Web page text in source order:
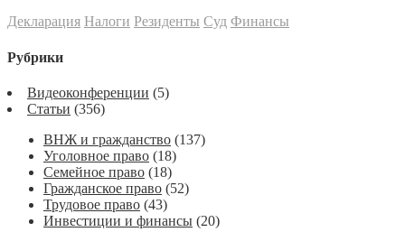
Декларация Налоги Резиденты Суд Финансы
Рубрики
Видеоконференции (5)
Статьи (356)
ВНЖ и гражданство (137)
Уголовное право (18)
Семейное право (18)
Гражданское право (52)
Трудовое право (43)
Инвестиции и финансы (20)